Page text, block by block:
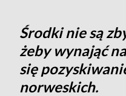
Środki nie są
żeby wynająć
się
norweskich.